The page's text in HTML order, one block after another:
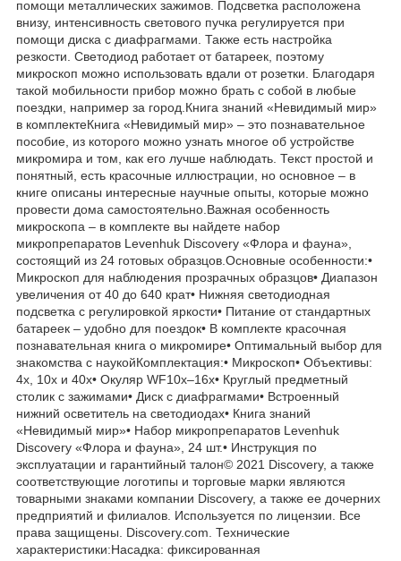
помощи металлических зажимов. Подсветка расположена
внизу, интенсивность светового пучка регулируется при
помощи диска с диафрагмами. Также есть настройка
резкости. Светодиод работает от батареек, поэтому
микроскоп можно использовать вдали от розетки. Благодаря
такой мобильности прибор можно брать с собой в любые
поездки, например за город.Книга знаний «Невидимый мир»
в комплектеКнига «Невидимый мир» – это познавательное
пособие, из которого можно узнать многое об устройстве
микромира и том, как его лучше наблюдать. Текст простой и
понятный, есть красочные иллюстрации, но основное – в
книге описаны интересные научные опыты, которые можно
провести дома самостоятельно.Важная особенность
микроскопа – в комплекте вы найдете набор
микропрепаратов Levenhuk Discovery «Флора и фауна»,
состоящий из 24 готовых образцов.Основные особенности:•
Микроскоп для наблюдения прозрачных образцов• Диапазон
увеличения от 40 до 640 крат• Нижняя светодиодная
подсветка с регулировкой яркости• Питание от стандартных
батареек – удобно для поездок• В комплекте красочная
познавательная книга о микромире• Оптимальный выбор для
знакомства с наукойКомплектация:• Микроскоп• Объективы:
4х, 10х и 40х• Окуляр WF10x–16x• Круглый предметный
столик с зажимами• Диск с диафрагмами• Встроенный
нижний осветитель на светодиодах• Книга знаний
«Невидимый мир»• Набор микропрепаратов Levenhuk
Discovery «Флора и фауна», 24 шт.• Инструкция по
эксплуатации и гарантийный талон© 2021 Discovery, а также
соответствующие логотипы и торговые марки являются
товарными знаками компании Discovery, а также ее дочерних
предприятий и филиалов. Используется по лицензии. Все
права защищены. Discovery.com. Технические
характеристики:Насадка: фиксированная